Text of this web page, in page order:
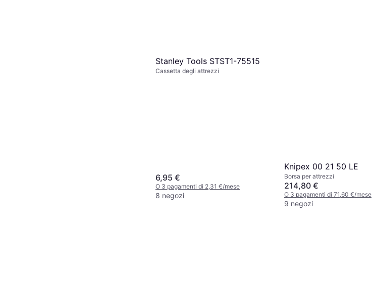
Stanley Tools STST1-75515
Cassetta degli attrezzi
6,95 €
O 3 pagamenti di 2,31 €/mese
8 negozi
Knipex ‎00 21 50 LE
Borsa per attrezzi
214,80 €
O 3 pagamenti di 71,60 €/mese
9 negozi